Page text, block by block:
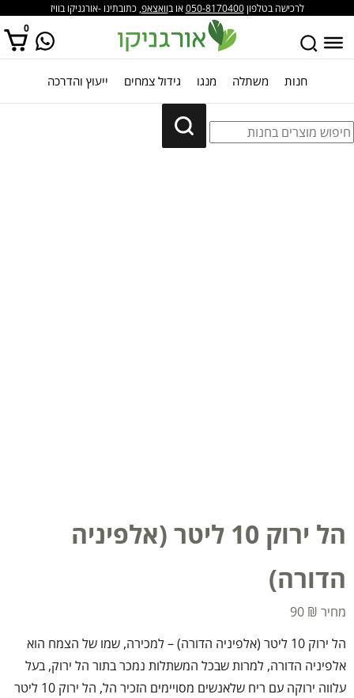
לרכישה בטלפון050-8170400או בוואצאפ, כתובתינו -אורגניקו בוויז
0
אין מוצרים בסל הקניות. חנות משתלה מנגו גידול צמחים ייעוץ והדרכה
הל ירוק 10 ליטר (אלפיניה
הדורה)
90 ₪
הל ירוק 10 ליטר (אלפיניה הדורה) – למכירה, שמו של הצמח הוא
אלפיניה הדורה, למרות שבכל המשתלות נמכר בתור הל ירוק, בעל
עלווה ירוקה עם ריח שלאנשים מסויימים הזכיר הל, הל ירוק 10 ליטר